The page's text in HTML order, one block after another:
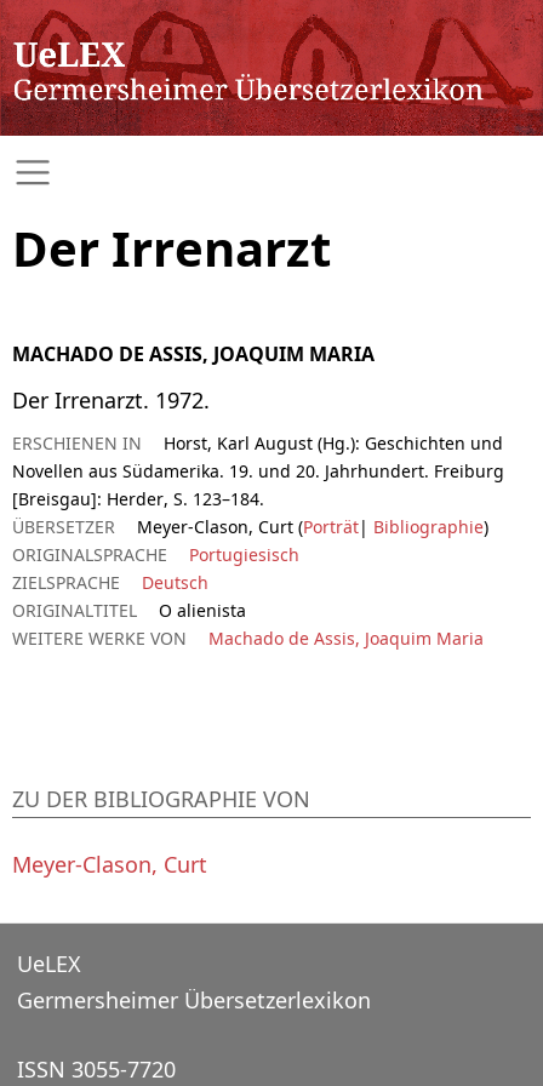
Der Irrenarzt
MACHADO DE ASSIS, JOAQUIM MARIA
Der Irrenarzt. 1972.
ERSCHIENEN IN
Horst, Karl August (Hg.): Geschichten und
Novellen aus Südamerika. 19. und 20. Jahrhundert. Freiburg
[Breisgau]: Herder, S. 123–184.
ÜBERSETZER
Meyer-Clason, Curt (Porträt| Bibliographie)
ORIGINALSPRACHE
Portugiesisch
ZIELSPRACHE
Deutsch
ORIGINALTITEL
O alienista
WEITERE WERKE VON
Machado de Assis, Joaquim Maria
ZU DER BIBLIOGRAPHIE VON
Meyer-Clason, Curt
UeLEX
Germersheimer Übersetzerlexikon
ISSN 3055-7720